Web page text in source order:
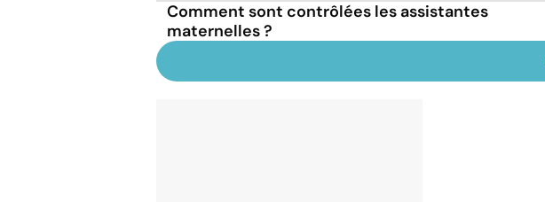
Comment sont contrôlées les assistantes
maternelles ?